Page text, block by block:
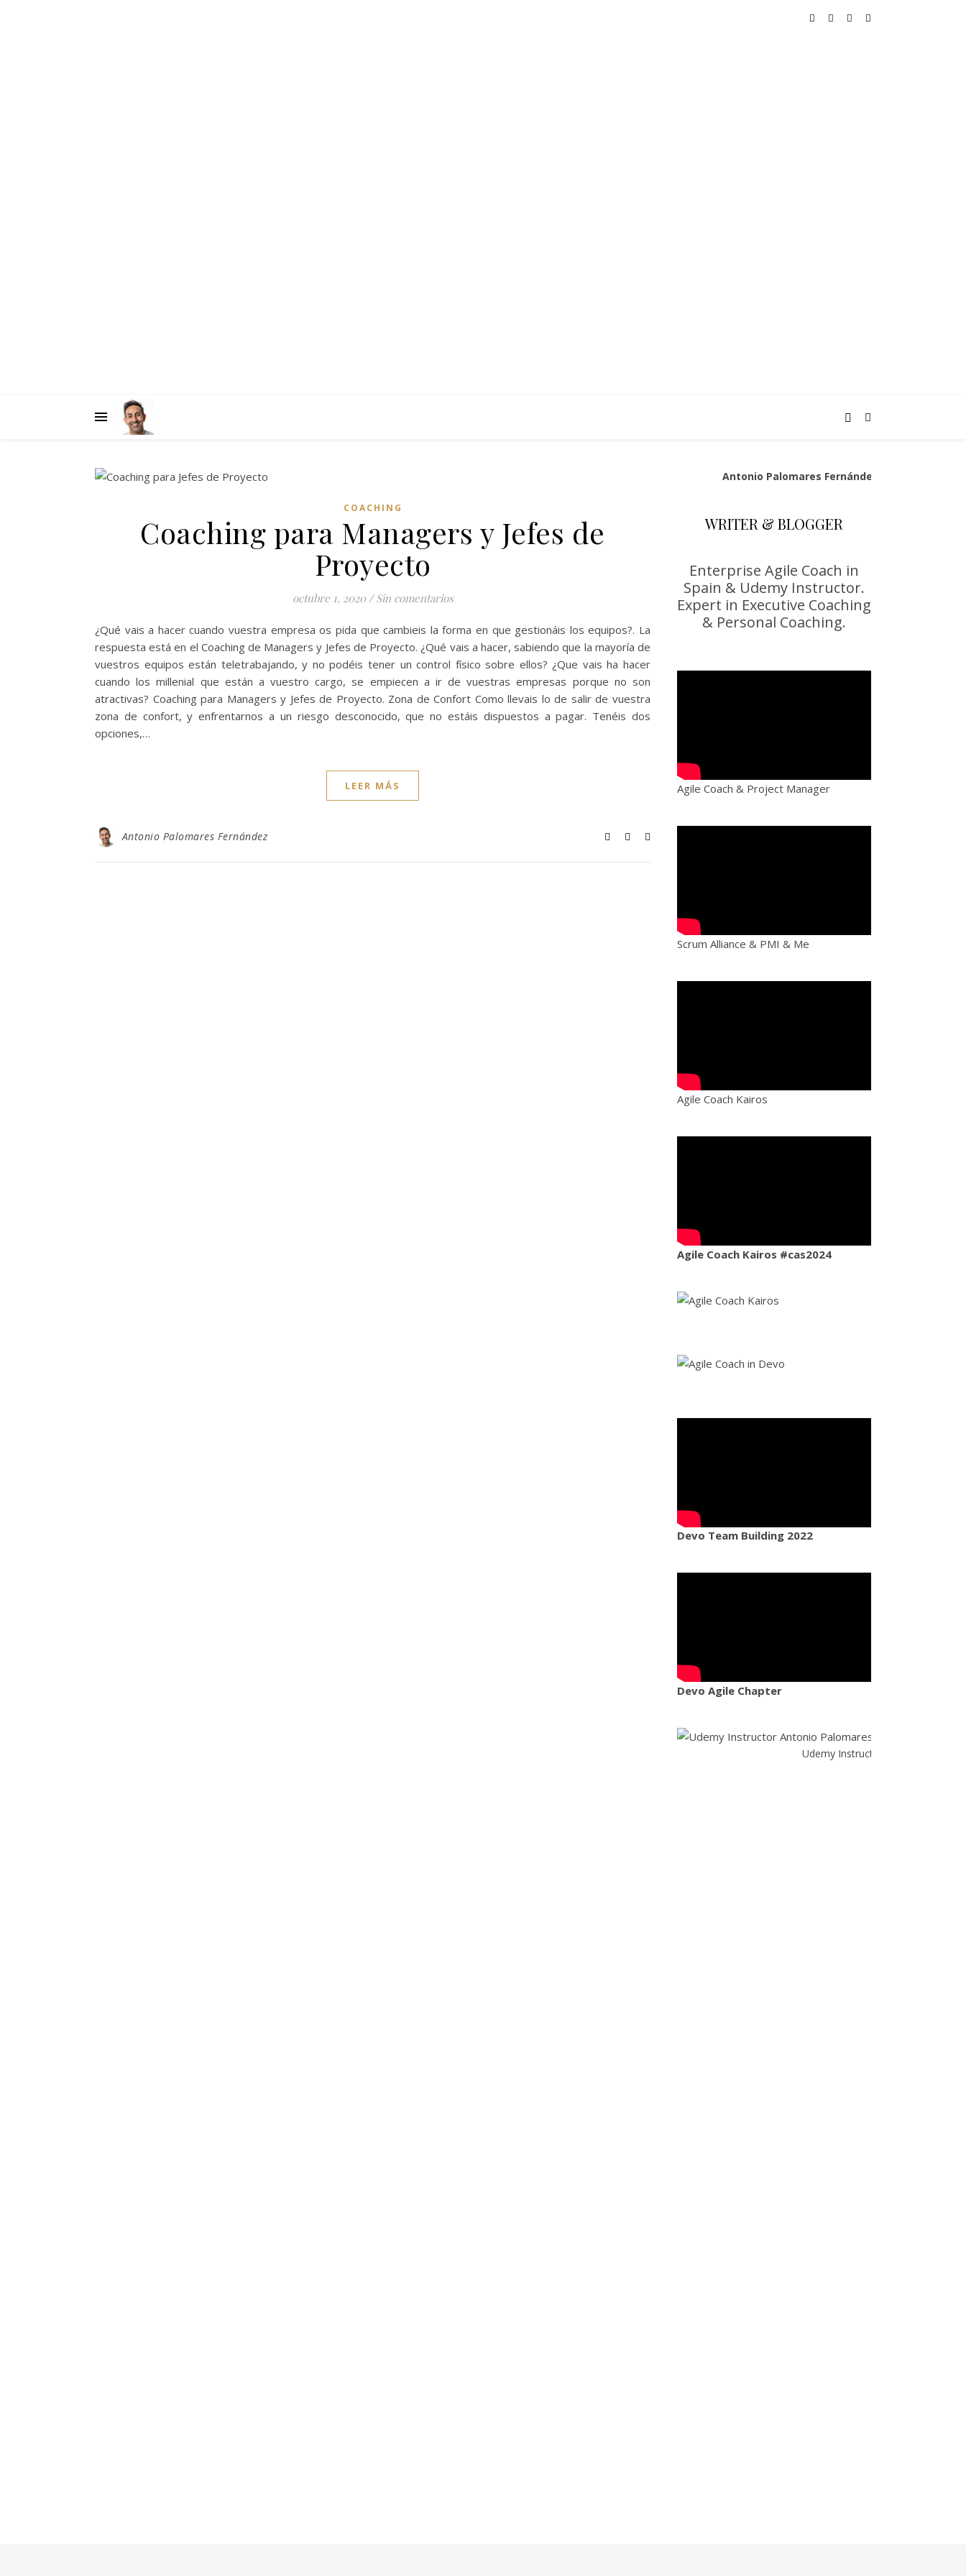
COACHING
Coaching para Managers y Jefes de
Proyecto
octubre 1, 2020 / Sin comentarios
¿Qué vais a hacer cuando vuestra empresa os pida que cambieis la forma en que gestionáis los equipos?. La
respuesta está en el Coaching de Managers y Jefes de Proyecto. ¿Qué vais a hacer, sabiendo que la mayoría de
vuestros equipos están teletrabajando, y no podéis tener un control físico sobre ellos? ¿Que vais ha hacer
cuando los millenial que están a vuestro cargo, se empiecen a ir de vuestras empresas porque no son
atractivas? Coaching para Managers y Jefes de Proyecto. Zona de Confort Como llevais lo de salir de vuestra
zona de confort, y enfrentarnos a un riesgo desconocido, que no estáis dispuestos a pagar. Tenéis dos
opciones,…
LEER MÁS
Antonio Palomares Fernández
Antonio Palomares Fernández
WRITER & BLOGGER
Enterprise Agile Coach in
Spain & Udemy Instructor.
Expert in Executive Coaching
& Personal Coaching.
Agile Coach & Project Manager
Scrum Alliance & PMI & Me
Agile Coach Kairos
Agile Coach Kairos #cas2024
Devo Team Building 2022
Devo Agile Chapter
Udemy Instructor